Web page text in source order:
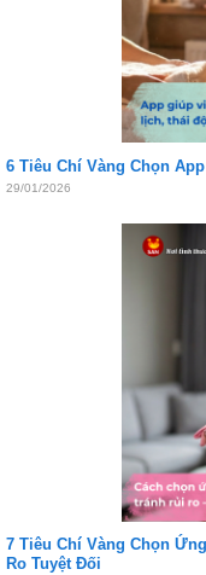
6 Tiêu Chí Vàng Chọn
29/01/2026
7 Tiêu Chí Vàng Chọn
Ro Tuyệt Đối